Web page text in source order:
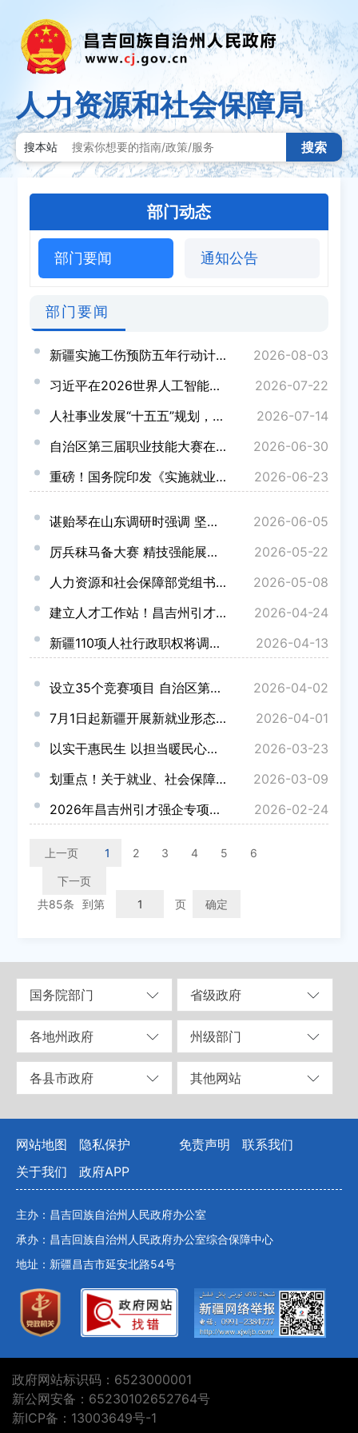
人力资源和社会保障局
搜本站 搜索
部门动态
部门要闻 通知公告
部门要闻
新疆实施工伤预防五年行动计划
2026-08-03
习近平在2026世界人工智能大会暨人工智能全球治理高级别会议开幕式上的主旨讲话（全文）
2026-07-22
人社事业发展“十五五”规划，全文来了！
2026-07-14
自治区第三届职业技能大赛在昌吉州开幕
2026-06-30
重磅！国务院印发《实施就业优先战略“十五五”规划》
2026-06-23
谌贻琴在山东调研时强调 坚定不移实施就业优先战略 多措并举做好稳就业促就业工作
2026-06-05
厉兵秣马备大赛 精技强能展风采 昌吉州全力备战自治区第三届职业技能大赛
2026-05-22
人力资源和社会保障部党组书记、部长王晓萍：深入学习习近平总书记关于社会保障的重要论述 推动社会保...
2026-05-08
建立人才工作站！昌吉州引才引智再添新阵地
2026-04-24
新疆110项人社行政职权将调整下放！
2026-04-13
设立35个竞赛项目 自治区第三届职业技能大赛6月30日开赛
2026-04-02
7月1日起新疆开展新就业形态人员职业伤害保障试点
2026-04-01
以实干惠民生 以担当暖民心——昌吉州各部门单位认真学习贯彻习近平总书记重要讲话精神和全国两会精神
2026-03-23
划重点！关于就业、社会保障……政府工作报告这样说→
2026-03-09
2026年昌吉州引才强企专项行动——“转化型技术人才引进项目”申报指南
2026-02-24
上一页 1 2 3 4 5 6
下一页
共85条
到第 页 确定
国务院部门 省级政府
各地州政府 州级部门
各县市政府 其他网站
网站地图 隐私保护 免责声明
联系我们
关于我们
政府APP
主办：昌吉回族自治州人民政府办公室
承办：昌吉回族自治州人民政府办公室综合保障中心
地址：新疆昌吉市延安北路54号
政府网站标识码：6523000001
新公网安备：65230102652764号
新ICP备：13003649号-1